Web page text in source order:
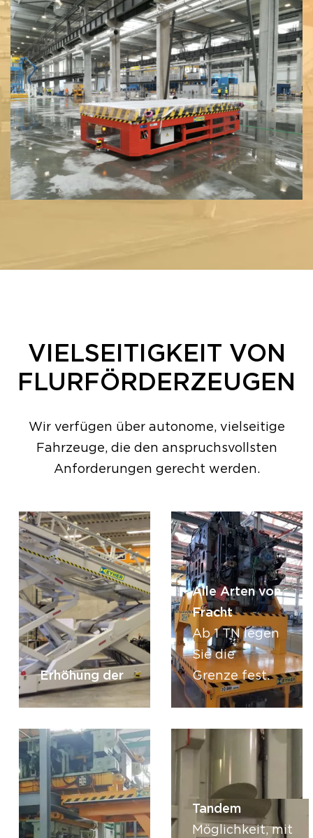
VIELSEITIGKEIT VON
FLURFÖRDERZEUGEN
Wir verfügen über autonome, vielseitige
Fahrzeuge, die den anspruchsvollsten
Anforderungen gerecht werden.
Erhöhung der
Alle Arten von
Fracht
Ab 1 TN legen
Sie die
Grenze fest.
Tandem
Möglichkeit, mit